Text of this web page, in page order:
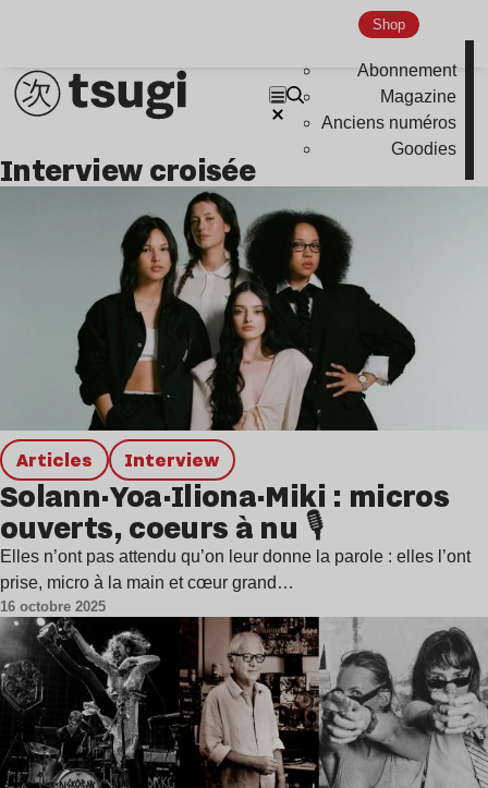
Shop
Abonnement
Magazine
Anciens numéros
Goodies
Interview croisée
Articles interview
Solann·Yoa·Iliona·Miki : micros
ouverts, coeurs à nu 🎙️
Elles n’ont pas attendu qu’on leur donne la parole : elles l’ont
prise, micro à la main et cœur grand…
16 octobre 2025